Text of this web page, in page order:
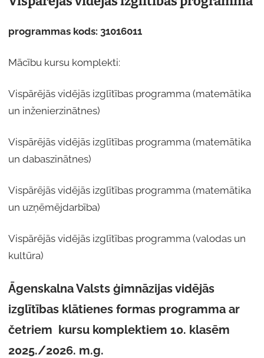
programmas kods: 31016011
Mācību kursu komplekti:
Vispārējās vidējās izglītības programma (matemātika
un inženierzinātnes)
Vispārējās vidējās izglītības programma (matemātika
un dabaszinātnes)
Vispārējās vidējās izglītības programma (matemātika
un uzņēmējdarbība)
Vispārējās vidējās izglītības programma (valodas un
kultūra)
Āgenskalna Valsts ģimnāzijas vidējās
izglītības klātienes formas programma ar
četriem kursu komplektiem 10. klasēm
2025./2026. m.g.